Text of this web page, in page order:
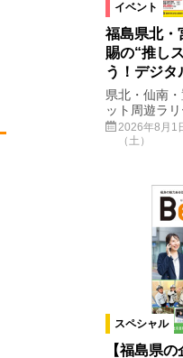
イベント
福島県北・
賜の“推し
う！デジ
県北・仙南
ット周遊ラリ
2026年8月1
（土）
スペシャル
【福島県